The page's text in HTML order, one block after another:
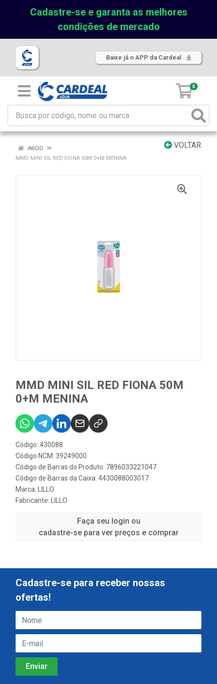
Cadastre-se e garanta as melhores
condições de mercado
Baixe já o APP da Cardeal
0
VOLTAR
INÍCIO
MMD MINI SIL RED FIONA 50M 0+M MENINA
MMD MINI SIL RED FIONA 50M
0+M MENINA
Código: 430088
Código NCM: 39249000
Código de Barras do Produto: 7896033221047
Código de Barras da Caixa: 4430088003017
Marca:
LILLO
Fabricante:
LILLO
Faça seu login ou
cadastre-se para ver preços e comprar
Cadastre-se para receber nossas
ofertas!